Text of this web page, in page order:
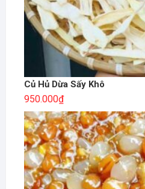
Củ Hủ Dừa Sấy Khô
950.000₫